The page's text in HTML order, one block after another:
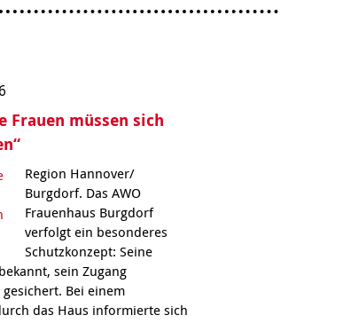
Frauen müssen sich
Region Hannover/
Burgdorf. Das AWO
Frauenhaus Burgdorf
verfolgt ein besonderes
Schutzkonzept: Seine
sein Zugang
Bei einem
das Haus informierte sich